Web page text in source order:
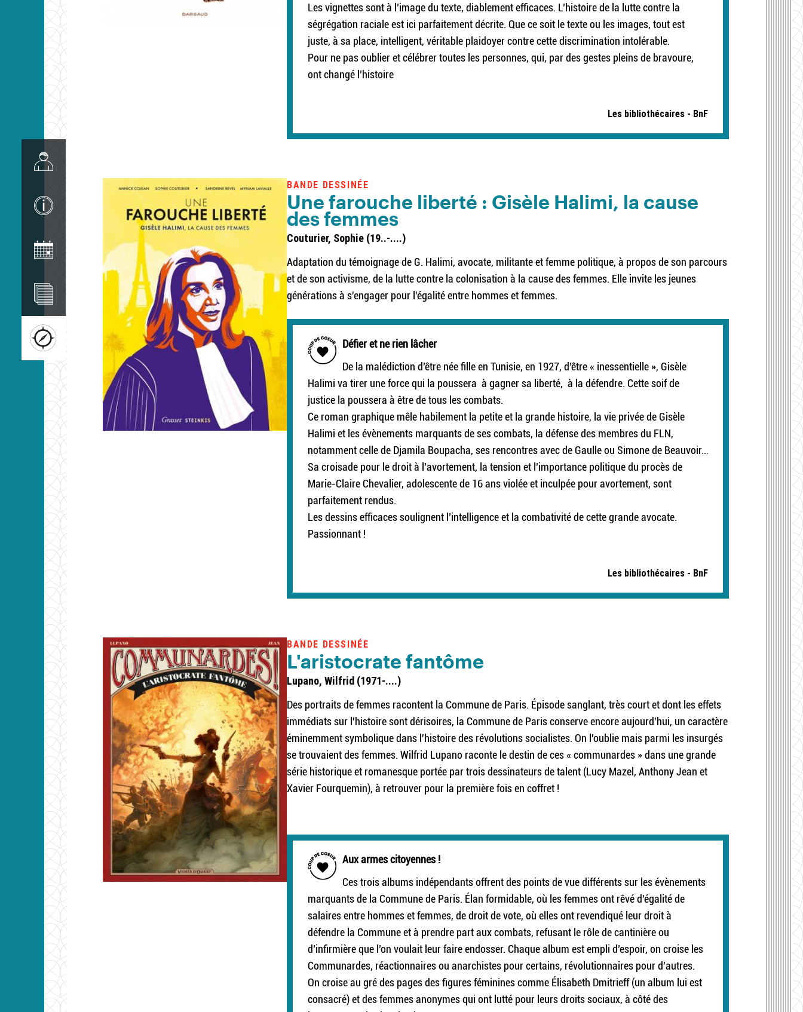
Image
Les vignettes sont à l’image du texte, diablement efficaces. L’histoire de la lutte contre la
ségrégation raciale est ici parfaitement décrite. Que ce soit le texte ou les images, tout est
juste, à sa place, intelligent, véritable plaidoyer contre cette discrimination intolérable.
Pour ne pas oublier et célébrer toutes les personnes, qui, par des gestes pleins de bravoure,
ont changé l’histoire
Les bibliothécaires - BnF
BANDE DESSINÉE
Une farouche liberté : Gisèle Halimi, la cause
des femmes
Couturier, Sophie (19..-....)
Adaptation du témoignage de G. Halimi, avocate, militante et femme politique, à propos de son parcours
et de son activisme, de la lutte contre la colonisation à la cause des femmes. Elle invite les jeunes
générations à s'engager pour l'égalité entre hommes et femmes.
Défier et ne rien lâcher
De la malédiction d’être née fille en Tunisie, en 1927, d’être « inessentielle », Gisèle
Halimi va tirer une force qui la poussera à gagner sa liberté, à la défendre. Cette soif de
justice la poussera à être de tous les combats.
Ce roman graphique mêle habilement la petite et la grande histoire, la vie privée de Gisèle
Halimi et les évènements marquants de ses combats, la défense des membres du FLN,
notamment celle de Djamila Boupacha, ses rencontres avec de Gaulle ou Simone de Beauvoir…
Sa croisade pour le droit à l’avortement, la tension et l’importance politique du procès de
Marie-Claire Chevalier, adolescente de 16 ans violée et inculpée pour avortement, sont
parfaitement rendus.
Les dessins efficaces soulignent l’intelligence et la combativité de cette grande avocate.
Passionnant !
Les bibliothécaires - BnF
BANDE DESSINÉE
L'aristocrate fantôme
Lupano, Wilfrid (1971-....)
Des portraits de femmes racontent la Commune de Paris. Épisode sanglant, très court et dont les effets
immédiats sur l'histoire sont dérisoires, la Commune de Paris conserve encore aujourd'hui, un caractère
éminemment symbolique dans l'histoire des révolutions socialistes. On l'oublie mais parmi les insurgés
se trouvaient des femmes. Wilfrid Lupano raconte le destin de ces « communardes » dans une grande
série historique et romanesque portée par trois dessinateurs de talent (Lucy Mazel, Anthony Jean et
Xavier Fourquemin), à retrouver pour la première fois en coffret !
Aux armes citoyennes !
Ces trois albums indépendants offrent des points de vue différents sur les évènements
marquants de la Commune de Paris. Élan formidable, où les femmes ont rêvé d’égalité de
salaires entre hommes et femmes, de droit de vote, où elles ont revendiqué leur droit à
défendre la Commune et à prendre part aux combats, refusant le rôle de cantinière ou
d’infirmière que l’on voulait leur faire endosser. Chaque album est empli d’espoir, on croise les
Communardes, réactionnaires ou anarchistes pour certains, révolutionnaires pour d’autres.
On croise au gré des pages des figures féminines comme Élisabeth Dmitrieff (un album lui est
consacré) et des femmes anonymes qui ont lutté pour leurs droits sociaux, à côté des